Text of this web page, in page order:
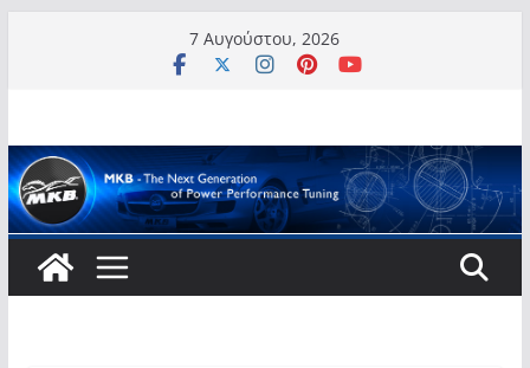
7 Αυγούστου, 2026